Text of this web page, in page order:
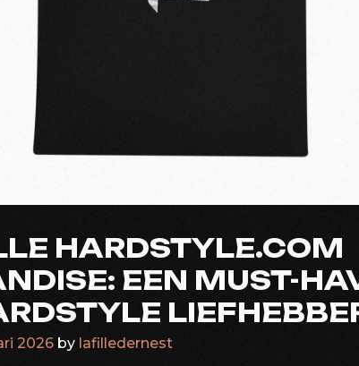
HARDSTYLE.COM
EEN MUST-
2026 by lafilledernest